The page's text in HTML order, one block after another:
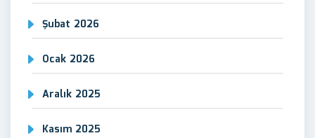
Şubat 2026
Ocak 2026
Aralık 2025
Kasım 2025